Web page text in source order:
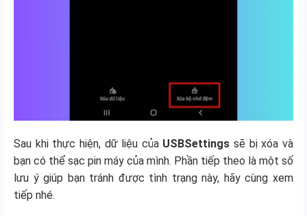
Sau khi thực hiện, dữ liệu của USBSettings sẽ bị xóa và
bạn có thể sạc pin máy của mình. Phần tiếp theo là một số
lưu ý giúp bạn tránh được tình trạng này, hãy cùng xem
tiếp nhé.